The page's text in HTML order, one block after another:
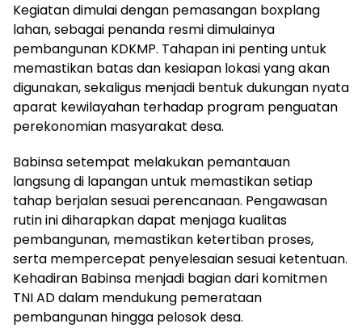
Kegiatan dimulai dengan pemasangan boxplang
lahan, sebagai penanda resmi dimulainya
pembangunan KDKMP. Tahapan ini penting untuk
memastikan batas dan kesiapan lokasi yang akan
digunakan, sekaligus menjadi bentuk dukungan nyata
aparat kewilayahan terhadap program penguatan
perekonomian masyarakat desa.
Babinsa setempat melakukan pemantauan
langsung di lapangan untuk memastikan setiap
tahap berjalan sesuai perencanaan. Pengawasan
rutin ini diharapkan dapat menjaga kualitas
pembangunan, memastikan ketertiban proses,
serta mempercepat penyelesaian sesuai ketentuan.
Kehadiran Babinsa menjadi bagian dari komitmen
TNI AD dalam mendukung pemerataan
pembangunan hingga pelosok desa.